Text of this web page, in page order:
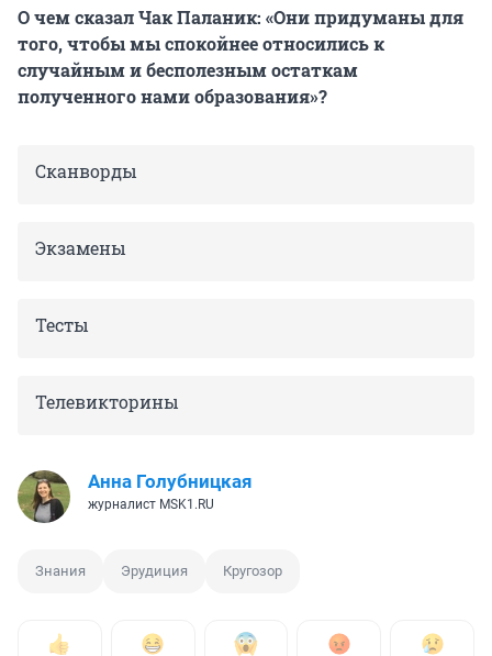
О чем сказал Чак Паланик: «Они придуманы для
того, чтобы мы спокойнее относились к
случайным и бесполезным остаткам
полученного нами образования»?
Сканворды
Экзамены
Тесты
Телевикторины
Анна Голубницкая
журналист MSK1.RU
Знания Эрудиция Кругозор